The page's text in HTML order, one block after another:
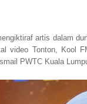
artis dalam
video Tonton, Kool
PWTC Kuala